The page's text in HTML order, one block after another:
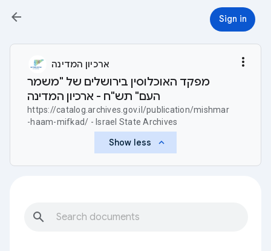
Sign in
arrow_back
ארכיון המדינה
מפקד האוכלוסין בירושלים של "משמר
העם" תש"ח - ארכיון המדינה
https://catalog.archives.gov.il/publication/mishmar
-haam-mifkad/ - Israel State Archives
more_vert
Show less keyboard_arrow_up
search